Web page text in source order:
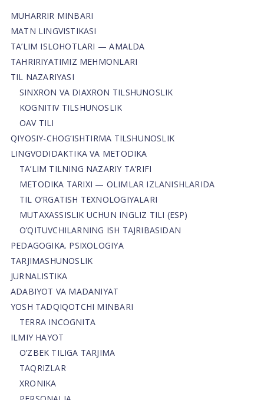
MUHARRIR MINBARI
MATN LINGVISTIKASI
TA’LIM ISLOHOTLARI — AMALDA
TAHRIRIYATIMIZ MEHMONLARI
TIL NAZARIYASI
SINXRON VA DIAXRON TILSHUNOSLIK
KOGNITIV TILSHUNOSLIK
OAV TILI
QIYOSIY-CHOG‘ISHTIRMA TILSHUNOSLIK
LINGVODIDAKTIKA VA METODIKA
TA’LIM TILNING NAZARIY TA’RIFI
METODIKA TARIXI — OLIMLAR IZLANISHLARIDA
TIL O’RGATISH TEXNOLOGIYALARI
MUTAXASSISLIK UCHUN INGLIZ TILI (ESP)
O’QITUVCHILARNING ISH TAJRIBASIDAN
PEDAGOGIKA. PSIXOLOGIYA
TARJIMASHUNOSLIK
JURNALISTIKA
ADABIYOT VA MADANIYAT
YOSH TADQIQOTCHI MINBARI
TERRA INCOGNITA
ILMIY HAYOT
O’ZBEK TILIGA TARJIMA
TAQRIZLAR
XRONIKA